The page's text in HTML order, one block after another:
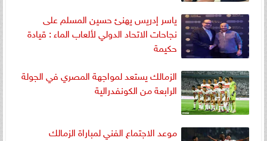
ياسر إدريس يهنئ حسين المسلم على
نجاحات الاتحاد الدولي لألعاب الماء : قيادة
حكيمة
الزمالك يستعد لمواجهة المصري في الجولة
الرابعة من الكونفدرالية
موعد الاجتماع الفني لمباراة الزمالك